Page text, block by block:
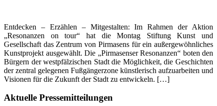
Entdecken – Erzählen – Mitgestalten: Im Rahmen der Aktion
„Resonanzen on tour“ hat die Montag Stiftung Kunst und
Gesellschaft das Zentrum von Pirmasens für ein außergewöhnliches
Kunstprojekt ausgewählt. Die „Pirmasenser Resonanzen“ boten den
Bürgern der westpfälzischen Stadt die Möglichkeit, die Geschichten
der zentral gelegenen Fußgängerzone künstlerisch aufzuarbeiten und
Visionen für die Zukunft der Stadt zu entwickeln. […]
Seitenspalte
Aktuelle Pressemitteilungen